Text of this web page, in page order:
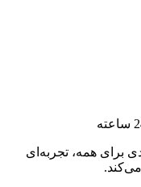
برای همه، تجربه‌ای